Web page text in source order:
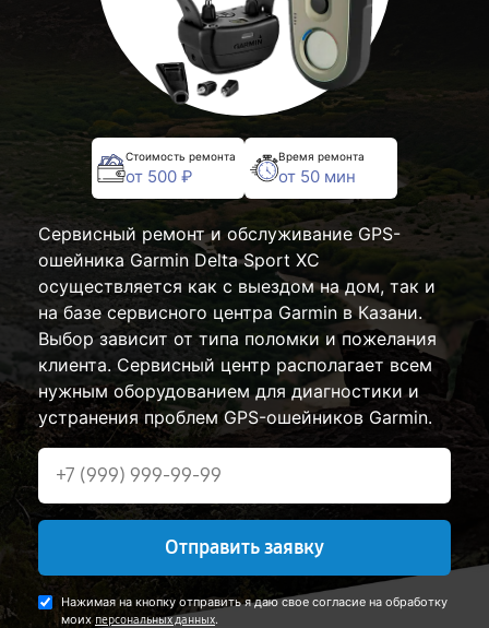
Стоимость ремонта
от 500 ₽
Время ремонта
от 50 мин
Сервисный ремонт и обслуживание GPS-
ошейника Garmin Delta Sport XC
осуществляется как с выездом на дом, так и
на базе сервисного центра Garmin в Казани.
Выбор зависит от типа поломки и пожелания
клиента. Сервисный центр располагает всем
нужным оборудованием для диагностики и
устранения проблем GPS-ошейников Garmin.
Отправить заявку
Нажимая на кнопку отправить я даю свое согласие на обработку
моих персональных данных.